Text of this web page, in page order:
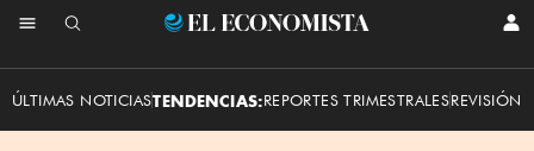
El
ÚLTIMAS NOTICIASTENDENCIAS:REPORTES TRIMESTRALESREVISIÓN